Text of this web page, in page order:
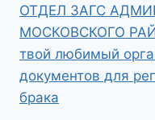
ОТДЕЛ ЗАГС
МОСКОВСКОГО
твой любимый
документов для
брака